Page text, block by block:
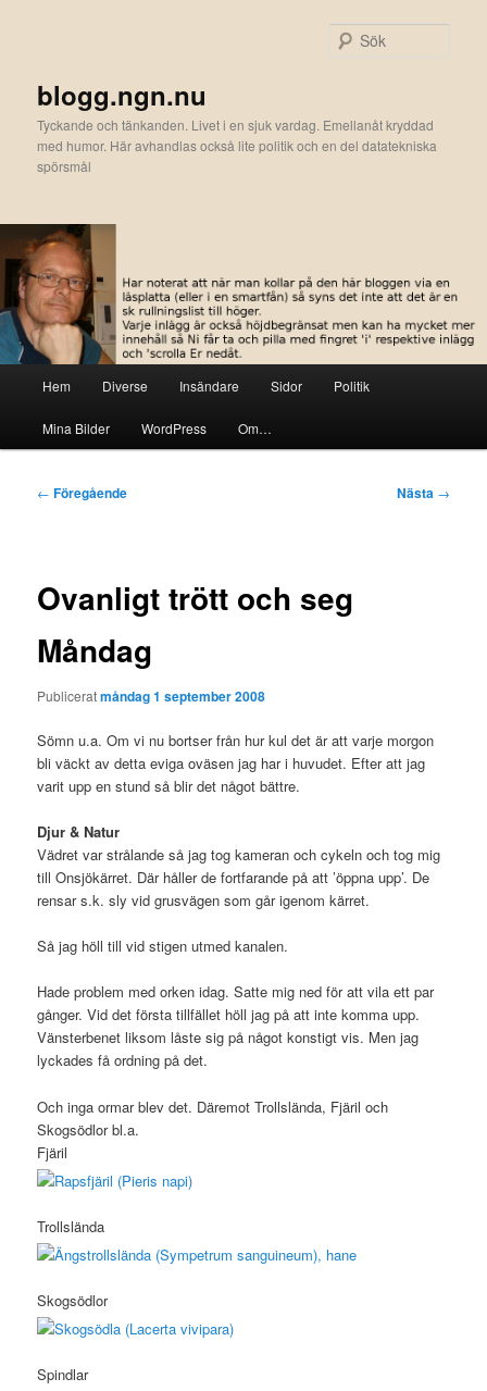
blogg.ngn.nu
Tyckande och tänkanden. Livet i en sjuk vardag. Emellanåt kryddad
med humor. Här avhandlas också lite politik och en del datatekniska
spörsmål
Hem Diverse Insändare Sidor Politik
Mina Bilder WordPress Om…
Inläggsnavigering
← Föregående Nästa →
Ovanligt trött och seg
Måndag
Publiceratmåndag 1 september 2008
Sömn u.a. Om vi nu bortser från hur kul det är att varje morgon
bli väckt av detta eviga oväsen jag har i huvudet. Efter att jag
varit upp en stund så blir det något bättre.
Djur & Natur
Vädret var strålande så jag tog kameran och cykeln och tog mig
till Onsjökärret. Där håller de fortfarande på att ’öppna upp’. De
rensar s.k. sly vid grusvägen som går igenom kärret.
Så jag höll till vid stigen utmed kanalen.
Hade problem med orken idag. Satte mig ned för att vila ett par
gånger. Vid det första tillfället höll jag på att inte komma upp.
Vänsterbenet liksom låste sig på något konstigt vis. Men jag
lyckades få ordning på det.
Och inga ormar blev det. Däremot Trollslända, Fjäril och
Skogsödlor bl.a.
Fjäril
Trollslända
Skogsödlor
Spindlar